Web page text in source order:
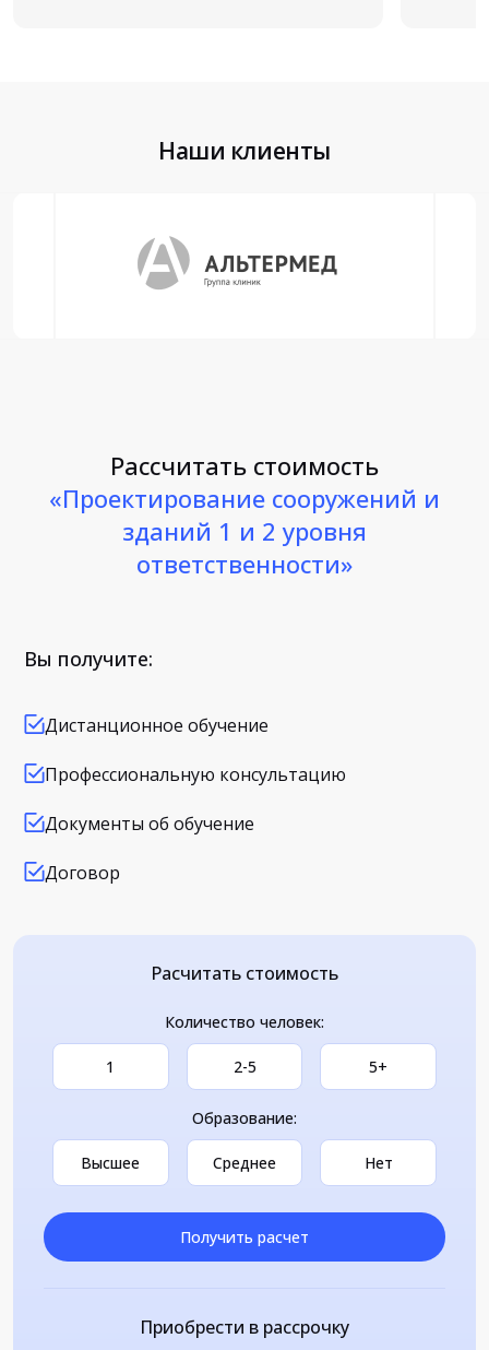
Наши клиенты
Рассчитать стоимость
«Проектирование сооружений и
зданий 1 и 2 уровня
ответственности»
Вы получите:
Дистанционное обучение
Профессиональную консультацию
Документы об обучение
Договор
Расчитать стоимость
Количество человек:
1 2-5 5+
Образование:
Высшее Среднее Нет
Получить расчет
Приобрести в рассрочку